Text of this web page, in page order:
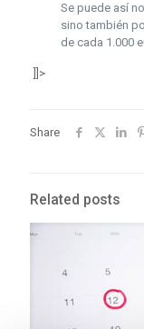
Se puede así
sino también
de cada 1.000
]]>
Share
Related posts